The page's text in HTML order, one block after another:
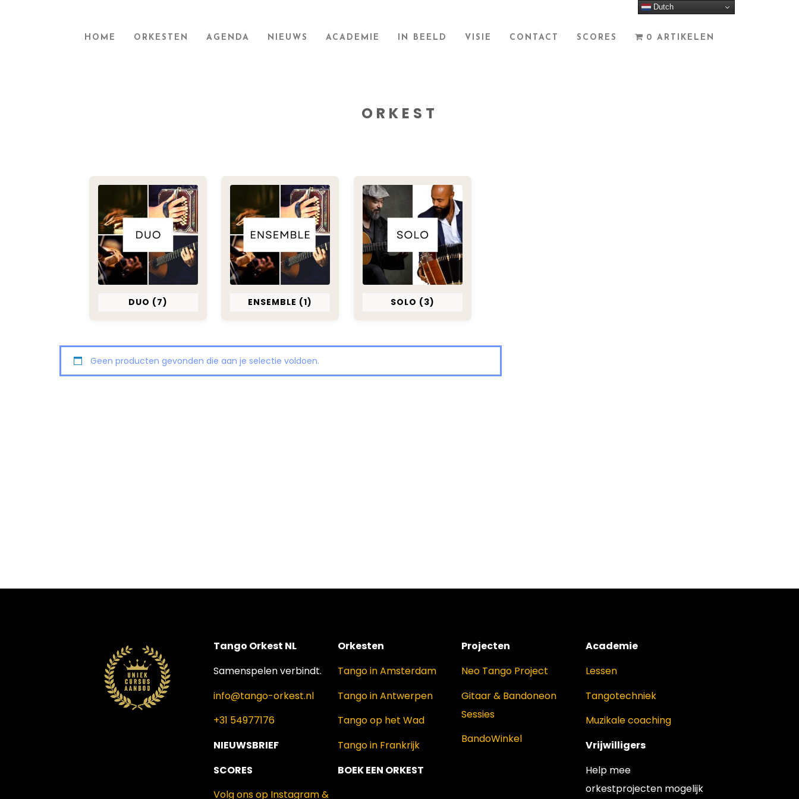
HOME ORKESTEN AGENDA NIEUWS ACADEMIE IN BEELD VISIE CONTACT SCORES 0 ARTIKELEN
ORKEST
DUO (7) ENSEMBLE (1) SOLO (3)
Geen producten gevonden die aan je selectie voldoen.
Tango Orkest NL
Samenspelen verbindt.
info@tango-orkest.nl
+31 54977176
NIEUWSBRIEF
SCORES
Volg ons op Instagram &
Orkesten
Tango in Amsterdam
Tango in Antwerpen
Tango op het Wad
Tango in Frankrijk
BOEK EEN ORKEST
Projecten
Neo Tango Project
Gitaar & Bandoneon
Sessies
BandoWinkel
Academie
Lessen
Tangotechniek
Muzikale coaching
Vrijwilligers
Help mee
orkestprojecten mogelijk
Dutch